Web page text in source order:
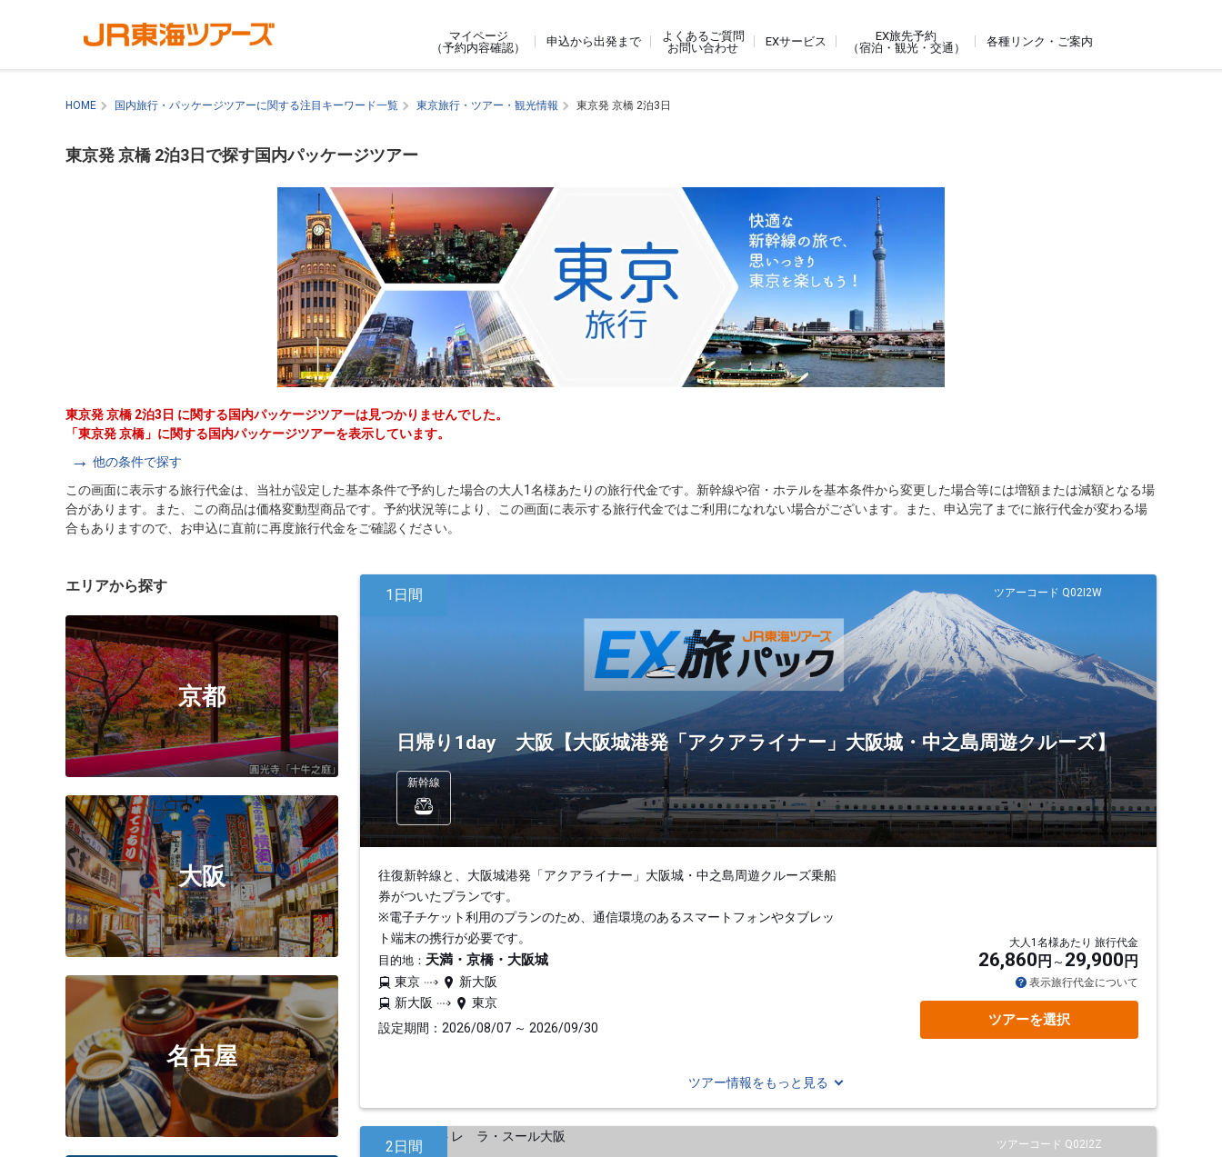
マイページ
（予約内容確認）
申込から出発まで
よくあるご質問
お問い合わせ
EXサービス
EX旅先予約
（宿泊・観光・交通）
各種リンク・ご案内
HOME 国内旅行・パッケージツアーに関する注目キーワード一覧 東京旅行・ツアー・観光情報 東京発 京橋 2泊3日
東京発 京橋 2泊3日で探す国内パッケージツアー
東京発 京橋 2泊3日 に関する国内パッケージツアーは見つかりませんでした。
「東京発 京橋」に関する国内パッケージツアーを表示しています。
他の条件で探す
この画面に表示する旅行代金は、当社が設定した基本条件で予約した場合の大人1名様あたりの旅行代金です。新幹線や宿・ホテルを基本条件から変更した場合等には増額または減額となる場
合があります。また、この商品は価格変動型商品です。予約状況等により、この画面に表示する旅行代金ではご利用になれない場合がございます。また、申込完了までに旅行代金が変わる場
合もありますので、お申込に直前に再度旅行代金をご確認ください。
エリアから探す
京都
大阪
名古屋
ツアーコード Q02I2W
1日間
日帰り1day 大阪【大阪城港発「アクアライナー」大阪城・中之島周遊クルーズ】
新幹線
往復新幹線と、大阪城港発「アクアライナー」大阪城・中之島周遊クルーズ乗船
券がついたプランです。
※電子チケット利用のプランのため、通信環境のあるスマートフォンやタブレッ
ト端末の携行が必要です。
目的地： 天満・京橋・大阪城
東京
新大阪
新大阪
東京
設定期間：2026/08/07 ～ 2026/09/30
大人1名様あたり 旅行代金
26,860 円 29,900 円
表示旅行代金について
ツアーを選択
ツアー情報をもっと見る
ツアーコード Q02I2Z
2日間